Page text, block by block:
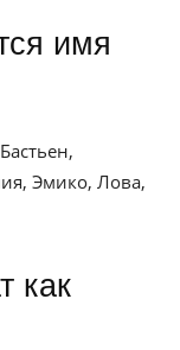
имя
Эмико, Лова,
как